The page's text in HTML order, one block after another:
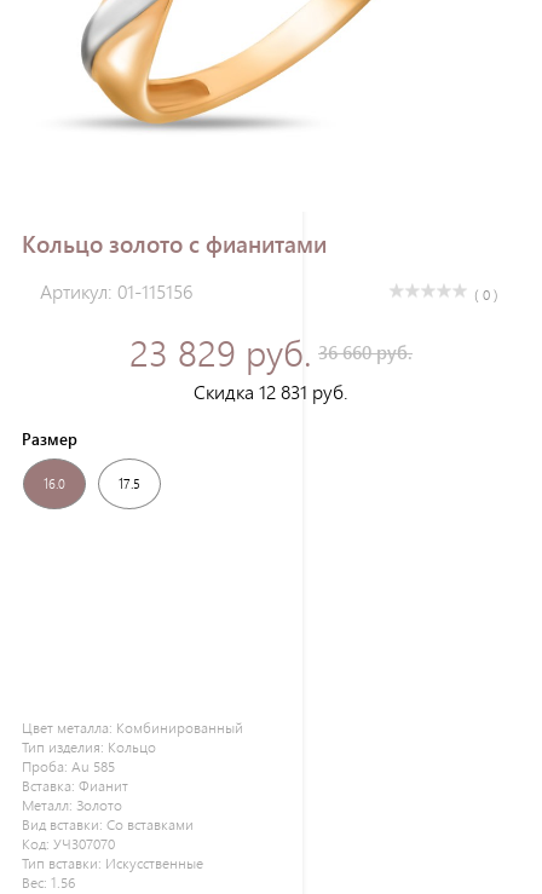
Кольцо золото с фианитами
Артикул: 01-115156 ( 0 )
23 829 руб. 36 660 руб.
Скидка 12 831 руб.
Размер
16.0 17.5
Цвет металла: Комбинированный
Тип изделия: Кольцо
Проба: Au 585
Вставка: Фианит
Металл: Золото
Вид вставки: Со вставками
Код: УЧ307070
Тип вставки: Искусственные
Вес: 1.56
Зарегистрироваться